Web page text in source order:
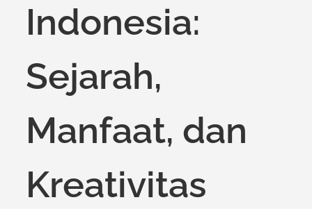
Indonesia:
Sejarah,
Manfaat, dan
Kreativitas